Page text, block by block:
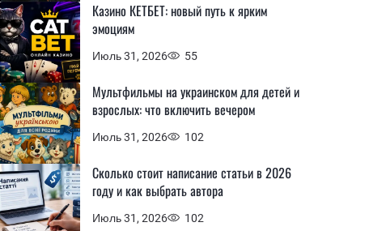
Июль 31, 2026 55
Казино КЕТБЕТ: новый путь к ярким
эмоциям
Июль 31, 2026 102
Мультфильмы на украинском для детей и
взрослых: что включить вечером
Июль 31, 2026 102
Сколько стоит написание статьи в 2026
году и как выбрать автора